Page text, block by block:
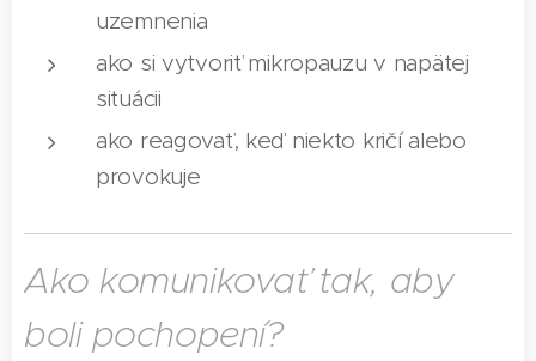
uzemnenia
ako si vytvoriť mikropauzu v napätej
situácii
ako reagovať, keď niekto kričí alebo
provokuje
Ako komunikovať tak, aby
boli pochopení?